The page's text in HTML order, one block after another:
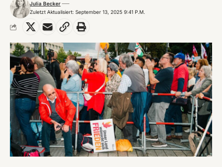
Zuletzt Aktualisiert: September 13, 2025 9:41 P.m.
Julia Becker